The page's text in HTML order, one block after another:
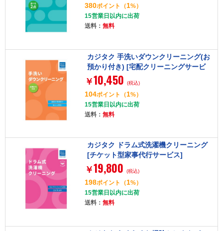
380ポイント （1%）
15営業日以内に出荷
送料： 無料
カジタク 手洗いダウンクリーニング(お
預かり付き) [宅配クリーニングサービ
ス]
￥10,450 (税込)
104ポイント （1%）
15営業日以内に出荷
送料： 無料
カジタク ドラム式洗濯機クリーニング
[チケット型家事代行サービス]
￥19,800 (税込)
198ポイント （1%）
15営業日以内に出荷
送料： 無料